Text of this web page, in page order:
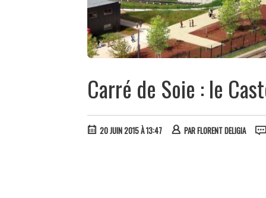
Carré de Soie : le
20 JUIN 2015 À 13:47 PARFLORENT DELIGIA